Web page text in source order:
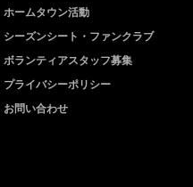
ホームタウン活動
シーズンシート・ファンクラブ
ボランティアスタッフ募集
プライバシーポリシー
お問い合わせ